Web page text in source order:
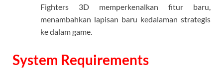
Fighters 3D memperkenalkan fitur baru,
menambahkan lapisan baru kedalaman strategis
ke dalam game.
System Requirements